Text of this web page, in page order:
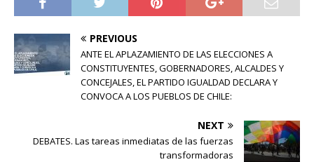
PREVIOUS
ANTE EL APLAZAMIENTO DE LAS ELECCIONES A
CONSTITUYENTES, GOBERNADORES, ALCALDES Y
CONCEJALES, EL PARTIDO IGUALDAD DECLARA Y
CONVOCA A LOS PUEBLOS DE CHILE:
NEXT
DEBATES. Las tareas inmediatas de las fuerzas
transformadoras